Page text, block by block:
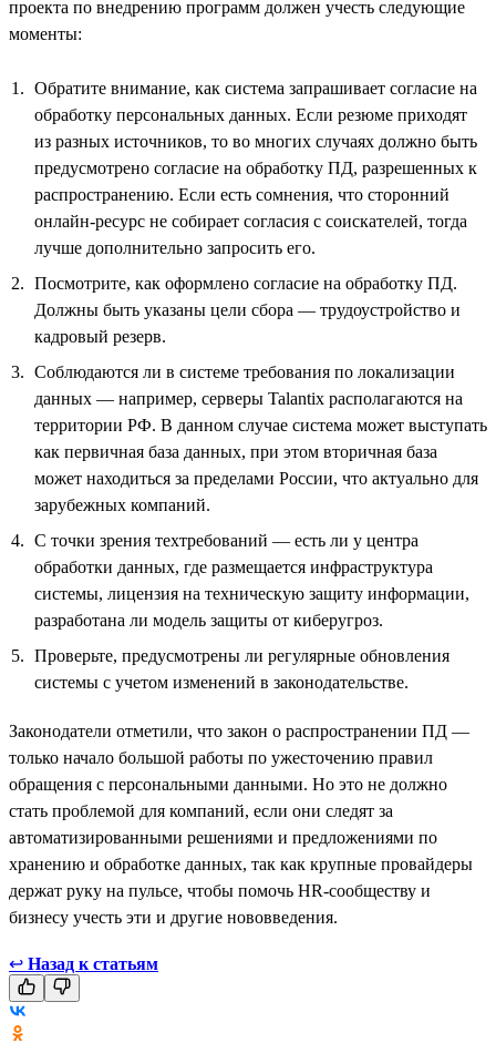
проекта по внедрению программ должен учесть следующие
моменты:
Обратите внимание, как система запрашивает согласие на
обработку персональных данных. Если резюме приходят
из разных источников, то во многих случаях должно быть
предусмотрено согласие на обработку ПД, разрешенных к
распространению. Если есть сомнения, что сторонний
онлайн-ресурс не собирает согласия с соискателей, тогда
лучше дополнительно запросить его.
Посмотрите, как оформлено согласие на обработку ПД.
Должны быть указаны цели сбора — трудоустройство и
кадровый резерв.
Соблюдаются ли в системе требования по локализации
данных — например, серверы Talantix располагаются на
территории РФ. В данном случае система может выступать
как первичная база данных, при этом вторичная база
может находиться за пределами России, что актуально для
зарубежных компаний.
С точки зрения техтребований — есть ли у центра
обработки данных, где размещается инфраструктура
системы, лицензия на техническую защиту информации,
разработана ли модель защиты от киберугроз.
Проверьте, предусмотрены ли регулярные обновления
системы с учетом изменений в законодательстве.
Законодатели отметили, что закон о распространении ПД —
только начало большой работы по ужесточению правил
обращения с персональными данными. Но это не должно
стать проблемой для компаний, если они следят за
автоматизированными решениями и предложениями по
хранению и обработке данных, так как крупные провайдеры
держат руку на пульсе, чтобы помочь HR-сообществу и
бизнесу учесть эти и другие нововведения.
↩ Назад к статьям